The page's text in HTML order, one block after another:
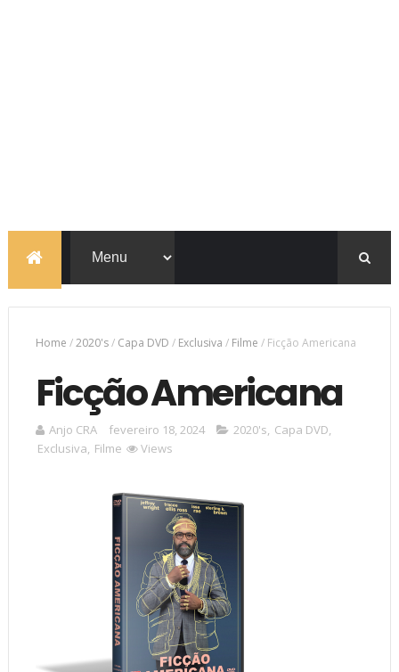
Home /2020's/ Capa DVD / Exclusiva / Filme / Ficção Americana
Ficção Americana
Anjo CRA fevereiro 18, 2024 2020's, Capa DVD,
Exclusiva, Filme Views